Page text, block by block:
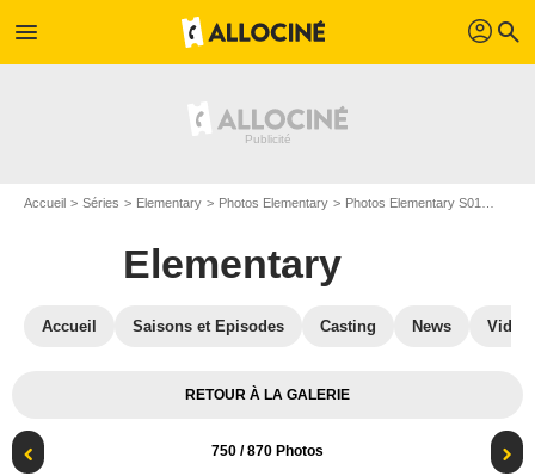
menu profil search
Accueil Séries Elementary Photos Elementary Photos Elementary S01
Elementary
Accueil Saisons et Episodes Casting News
RETOUR À LA GALERIE
750 / 870 Photos